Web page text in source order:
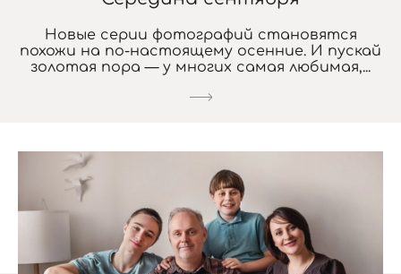
Новые серии фотографий становятся
похожи на по-настоящему осенние. И пускай
золотая пора — у многих самая любимая,...